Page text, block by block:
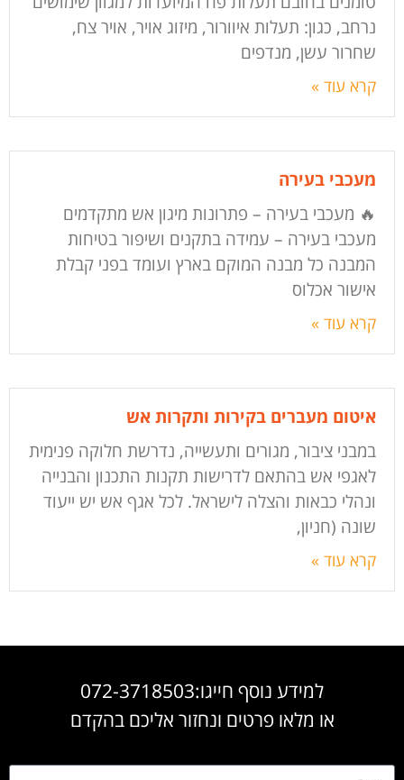
נרחב, כגון: תעלות איוורור, מיזוג אויר, אויר צח,
שחרור עשן, מנדפים
קרא עוד »
מעכבי בעירה
🔥 מעכבי בעירה – פתרונות מיגון אש מתקדמים
מעכבי בעירה – עמידה בתקנים ושיפור בטיחות
המבנה כל מבנה המוקם בארץ ועומד בפני קבלת
אישור אכלוס
קרא עוד »
איטום מעברים בקירות ותקרות אש
במבני ציבור, מגורים ותעשייה, נדרשת חלוקה פנימית
לאגפי אש בהתאם לדרישות תקנות התכנון והבנייה
ונהלי כבאות והצלה לישראל. לכל אגף אש יש ייעוד
שונה (חניון,
קרא עוד »
למידע נוסף חייגו:072-3718503
או מלאו פרטים ונחזור אליכם בהקדם